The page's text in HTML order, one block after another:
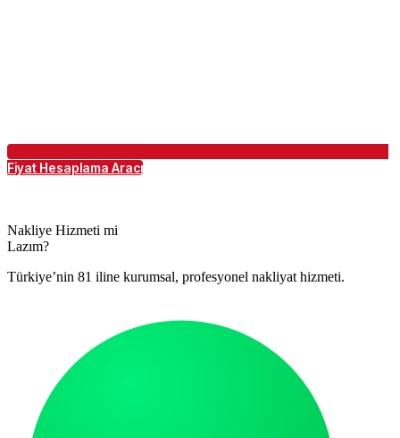
Fiyat Hesaplama Aracı
Nakliye Hizmeti mi
Lazım?
Türkiye’nin 81 iline kurumsal, profesyonel nakliyat hizmeti.